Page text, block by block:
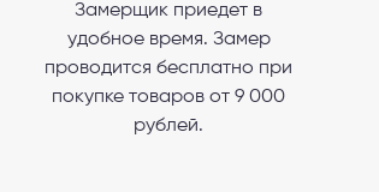
Замерщик приедет в
удобное время. Замер
проводится бесплатно при
покупке товаров от 9 000
рублей.
Я согласен сПолитикой конфиденциальности